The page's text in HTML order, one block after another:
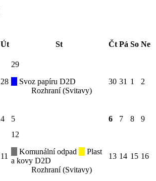
Út St Čt Pá So Ne
28
29
Svoz papíru D2D
Rozhraní (Svitavy)
30 31 1 2
4 5 6 7 8
9
11
12
Komunální odpad
Plast
a kovy D2D
Rozhraní (Svitavy)
13 14 15 16